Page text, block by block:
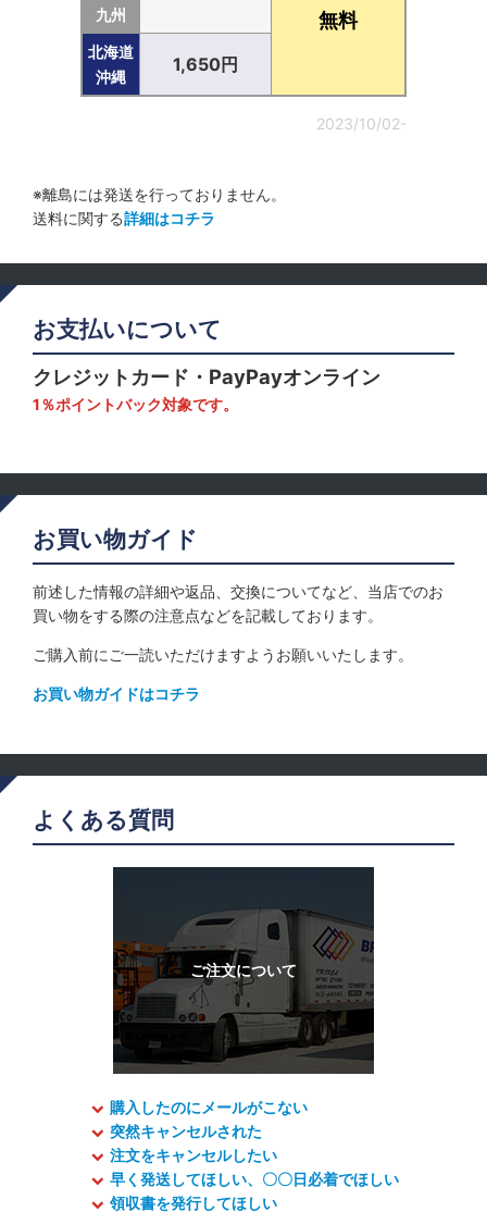
九州
無料
北海道
沖縄
1,650円
2023/10/02-
※離島には発送を行っておりません。
送料に関する詳細はコチラ
お支払いについて
クレジットカード・PayPayオンライン
1％ポイントバック対象です。
お買い物ガイド
前述した情報の詳細や返品、交換についてなど、当店でのお
買い物をする際の注意点などを記載しております。
ご購入前にご一読いただけますようお願いいたします。
お買い物ガイドはコチラ
よくある質問
購入したのにメールがこない
突然キャンセルされた
注文をキャンセルしたい
早く発送してほしい、〇〇日必着でほしい
領収書を発行してほしい